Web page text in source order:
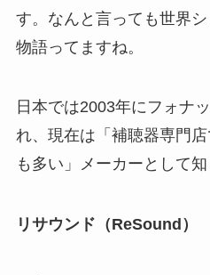
す。なんと言っても世界
物語ってますね。
日本では2003年にフォナ
れ、現在は「補聴器専門
も多い」メーカーとして知
リサウンド（ReSound）